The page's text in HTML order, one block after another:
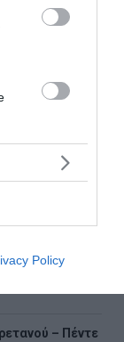
Policy
τις
– Πέντε